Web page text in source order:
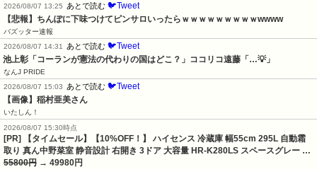
2026/08/07 13:25
あとで読む 🐦Tweet
【悲報】ちんぽに下味つけてピンサロいったらｗｗｗｗｗｗｗｗｗwwww
バズッター速報
2026/08/07 14:31
あとで読む 🐦Tweet
池上彰「コーランが憲法の代わりの国はどこ？」ココリコ遠藤「…💡」
なんJ PRIDE
2026/08/07 15:03
あとで読む 🐦Tweet
【画像】稲村亜美さん
いたしん！
2026/08/07 15:30時点
[PR] 【タイムセール】【10%OFF！】 ハイセンス 冷蔵庫 幅55cm 295L 自動霜
取り 真ん中野菜室 静音設計 右開き 3ドア 大容量 HR-K280LS スペースグレー …
55800円 → 49980円